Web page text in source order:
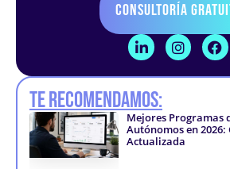
Consultoría
L
i
k
e
d
i
n
I
n
t
g
r
a
F
a
e
o
o
Te recomendamos:
Mejores Programas
Autónomos en
Actualizada